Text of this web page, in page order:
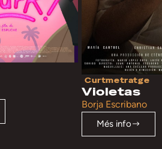
Curtmetratge
Violetas
Borja Escribano
Més info